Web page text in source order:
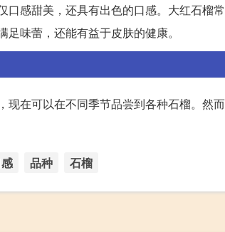
感甜美，还具有出色的口感。大红石榴
味蕾，还能有益于皮肤的健康。
在可以在不同季节品尝到各种石榴。然
品种 石榴